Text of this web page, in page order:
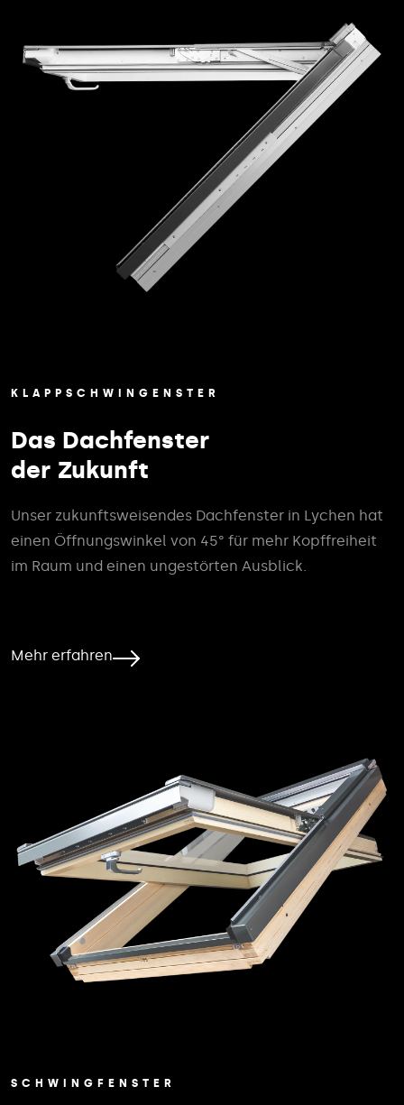
KLAPPSCHWINGENSTER
Das Dachfenster
der Zukunft
Unser zukunftsweisendes Dachfenster in Lychen hat
einen Öffnungswinkel von 45° für mehr Kopffreiheit
im Raum und einen ungestörten Ausblick.
Mehr erfahren
SCHWINGFENSTER